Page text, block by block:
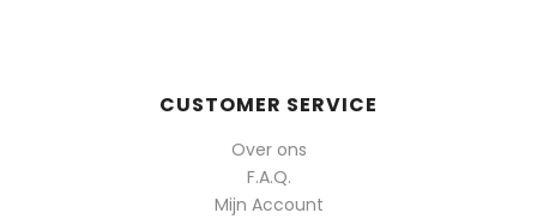
CUSTOMER SERVICE
Over ons
F.A.Q.
Mijn Account